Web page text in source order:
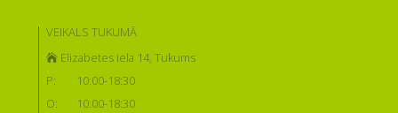
VEIKALS TUKUMĀ
Elizabetes iela 14, Tukums
P:
10:00-18:30
O:
10:00-18:30